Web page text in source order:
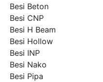
Besi Beton
Besi CNP
Besi H Beam
Besi Hollow
Besi INP
Besi Nako
Besi Pipa